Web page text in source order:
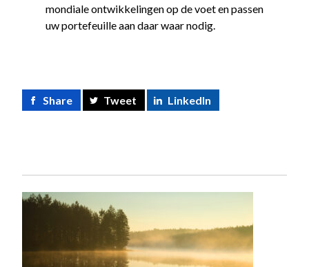
mondiale ontwikkelingen op de voet en passen
uw portefeuille aan daar waar nodig.
Share Tweet LinkedIn